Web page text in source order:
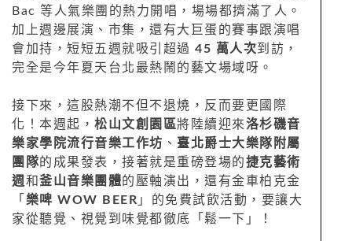
Bac 等人氣樂團的熱力開唱，場場都擠滿了人。
加上週邊展演、市集，還有大巨蛋的賽事跟演唱
會加持，短短五週就吸引超過 45 萬人次到訪，
完全是今年夏天台北最熱鬧的藝文場域呀。
接下來，這股熱潮不但不退燒，反而要更國際
化！本週起， 松山文創園區將陸續迎來洛杉磯音
樂家學院流行音樂工作坊 、 臺北爵士大樂隊附屬
團隊的成果發表，接著就是重磅登場的捷克藝術
週和釜山音樂團體的壓軸演出，還有金車柏克金
「 樂啤 WOW BEER 」的免費試飲活動，要讓大
家從聽覺、視覺到味覺都徹底「鬆一下」！